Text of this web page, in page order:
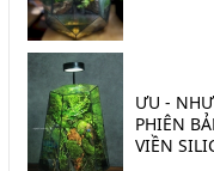
ƯU -
PHIÊN
VIỀN